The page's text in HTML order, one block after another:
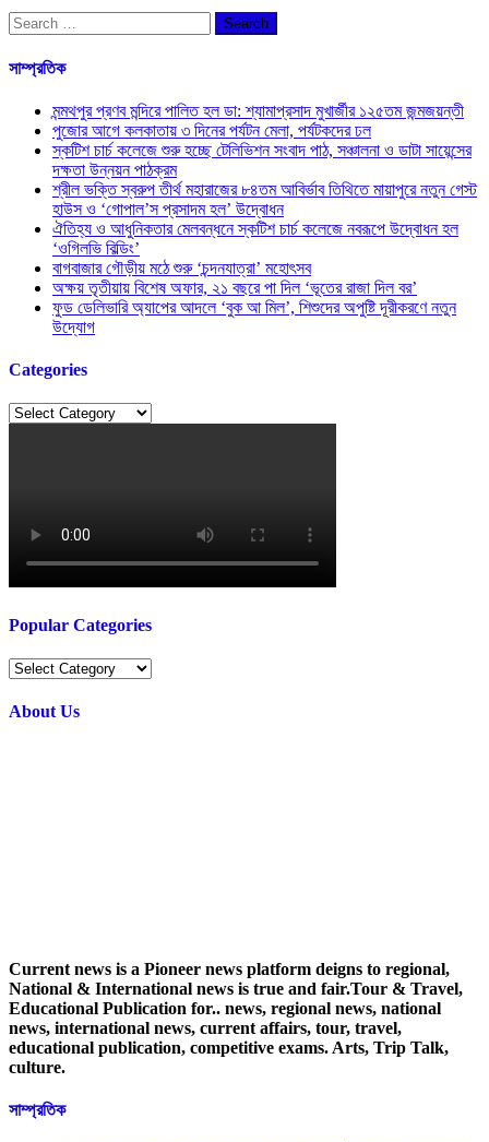
Search
for:
সাম্প্রতিক
মন্মথপুর প্রণব মন্দিরে পালিত হল ডা: শ্যামাপ্রসাদ মুখার্জীর ১২৫তম জন্মজয়ন্তী
পুজোর আগে কলকাতায় ৩ দিনের পর্যটন মেলা, পর্যটকদের ঢল
স্কটিশ চার্চ কলেজে শুরু হচ্ছে টেলিভিশন সংবাদ পাঠ, সঞ্চালনা ও ডাটা সায়েন্সের
দক্ষতা উন্নয়ন পাঠক্রম
শ্রীল ভক্তি স্বরুপ তীর্থ মহারাজের ৮৪তম আবির্ভাব তিথিতে মায়াপুরে নতুন গেস্ট
হাউস ও ‘গোপাল’স প্রসাদম হল’ উদ্বোধন
ঐতিহ্য ও আধুনিকতার মেলবন্ধনে স্কটিশ চার্চ কলেজে নবরূপে উদ্বোধন হল
‘ওগিলভি বিল্ডিং’
বাগবাজার গৌড়ীয় মঠে শুরু ‘চন্দনযাত্রা’ মহোৎসব
অক্ষয় তৃতীয়ায় বিশেষ অফার, ২১ বছরে পা দিল ‘ভূতের রাজা দিল বর’
ফুড ডেলিভারি অ্যাপের আদলে ‘বুক আ মিল’, শিশুদের অপুষ্টি দূরীকরণে নতুন
উদ্যোগ
Categories
Categories
Popular Categories
Popular
About Us
Current news is a Pioneer news platform deigns to regional,
National & International news is true and fair.Tour & Travel,
Educational Publication for.. news, regional news, national
news, international news, current affairs, tour, travel,
educational publication, competitive exams. Arts, Trip Talk,
culture.
সাম্প্রতিক